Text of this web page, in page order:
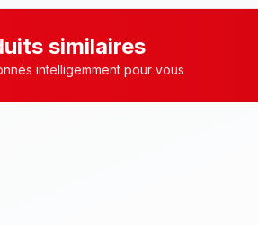
similaires
intelligemment pour vous